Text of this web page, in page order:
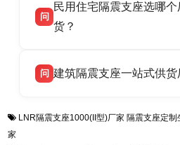
货，厂家电话：
号北方工业基地。
高新区北方工业基地迎宾
支座源头工厂，生产 LRB
问
民用住宅隔震支座选哪
货？
适用于民用住宅隔震工程
震支座，电话：
问 建筑隔震支座一站式供货
一站式供货厂家，拥有多
LNR隔震支座1000(II型)厂家 隔震支座定制
家